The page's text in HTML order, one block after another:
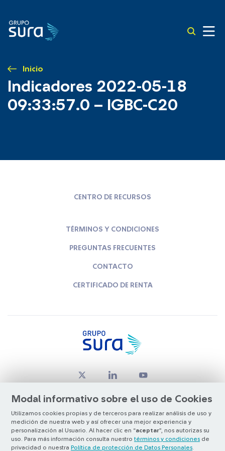
Inicio
Indicadores 2022-05-18
09:33:57.0 – IGBC-C20
Modal informativo sobre el uso de Cookies
Utilizamos cookies propias y de terceros para realizar análisis de uso y
medición de nuestra web y así ofrecer una mejor experiencia y
personalización al Usuario. Al hacer clic en “aceptar”, nos autorizas su
uso. Para más información consulta nuestro términos y condiciones de
privacidad o nuestra Política de protección de Datos Personales
CENTRO DE RECURSOS
TÉRMINOS Y CONDICIONES
PREGUNTAS FRECUENTES
CONTACTO
CERTIFICADO DE RENTA
© Copyright Grupo SURA 2026